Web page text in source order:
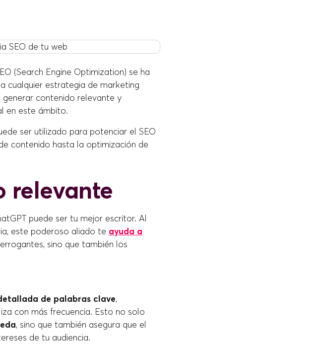
(Search Engine Optimization) se ha
cualquier estrategia de marketing
generar contenido relevante y
en este ámbito.
ser utilizado para potenciar el SEO
contenido hasta la optimización de
relevante
puede ser tu mejor escritor. Al
este poderoso aliado te ayuda a
sino que también los
de palabras clave,
con más frecuencia. Esto no solo
, sino que también asegura que el
de tu audiencia.